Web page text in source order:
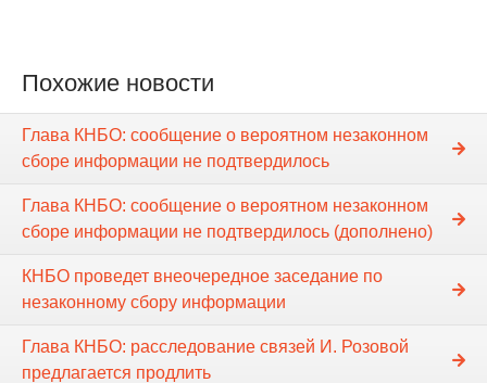
Похожие новости
Глава КНБО: сообщение о вероятном незаконном
сборе информации не подтвердилось
Глава КНБО: сообщение о вероятном незаконном
сборе информации не подтвердилось (дополнено)
КНБО проведет внеочередное заседание по
незаконному сбору информации
Глава КНБО: расследование связей И. Розовой
предлагается продлить